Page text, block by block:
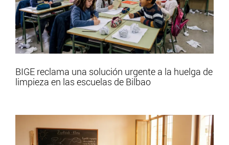
BIGE reclama una solución urgente a la huelga de
limpieza en las escuelas de Bilbao